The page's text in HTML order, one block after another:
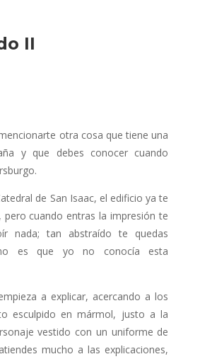
II
otra cosa que tiene una
y que debes conocer cuando
de San Isaac, el edificio ya te
cuando entras la impresión te
nada; tan abstraído te quedas
es que yo no conocía esta
a explicar, acercando a los
esculpido en mármol, justo a la
vestido con un uniforme de
mucho a las explicaciones,